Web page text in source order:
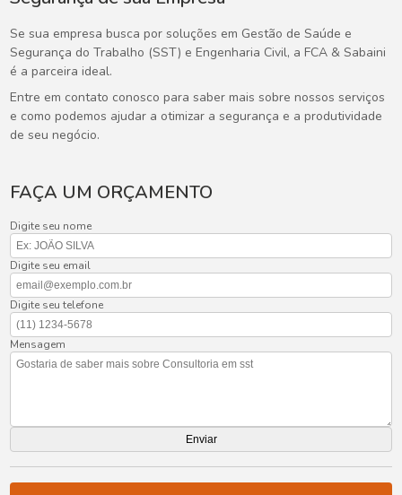
Se sua empresa busca por soluções em Gestão de Saúde e
Segurança do Trabalho (SST) e Engenharia Civil, a FCA & Sabaini
é a parceira ideal.
Entre em contato conosco para saber mais sobre nossos serviços
e como podemos ajudar a otimizar a segurança e a produtividade
de seu negócio.
FAÇA UM ORÇAMENTO
Digite seu nome
Digite seu email
Digite seu telefone
Mensagem